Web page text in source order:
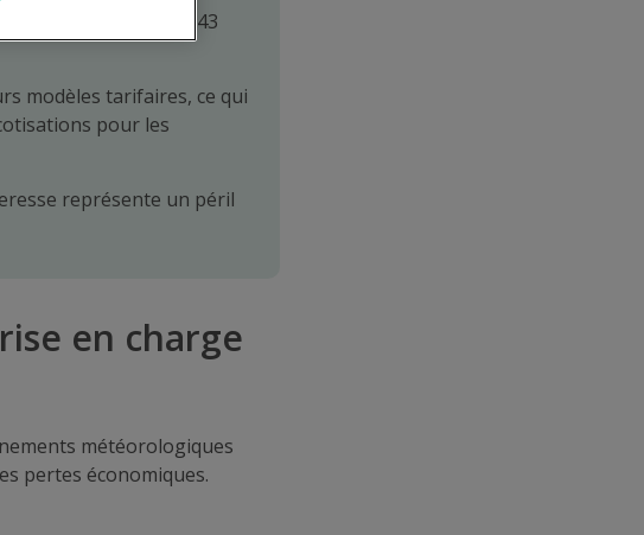
atteindre 143
modèles tarifaires, ce qui
pour les
représente un péril
en charge
météorologiques
pertes économiques.